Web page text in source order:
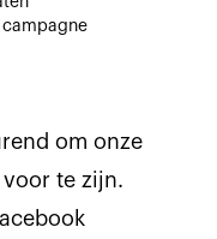
om onze
te zijn.